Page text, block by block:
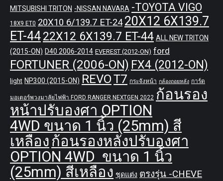
MITSUBISHI TRITON -NISSAN NAVARA -TOYOTA VIGO
18X9 ET0 20X10 6/139.7 ET-24 20X12 6X139.7
ET-4422X12 6X139.7 ET-44 ALL NEW TRITON
(2015-ON) D40 2006-2014 EVEREST (2012-ON) ford
FORTUNER (2006-ON) FX4 (2012-ON)
light NP300 (2015-ON) REVOT7 กระจังหน้า กล้องถอยหลัง การ์ด
มอเตอร์พวงมาลัยไฟฟ้า FORD RANGER NEXTGEN 2022 ก้อนรอง
หน้าปรับองศา OPTION
4WD ขนาด 1 นิ้ว (25mm) สี
เหลือง ก้อนรองหลังปรับองศา
OPTION 4WD ขนาด 1 นิ้ว
(25mm) สีเหลือง ชุดแต่ง ตรงรุ่น -CHEVE